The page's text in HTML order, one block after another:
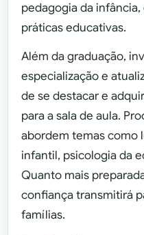
pedagogia da
práticas educativas.
Além da graduação,
especialização e
de se destacar e
para a sala de aula.
abordem temas como
infantil, psicologia da
Quanto mais
confiança transmitirá
famílias.